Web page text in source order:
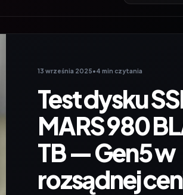
13 września 2025•4 min czytania
Test dysku
MARS 980
TB — Gen5 w
rozsądnej